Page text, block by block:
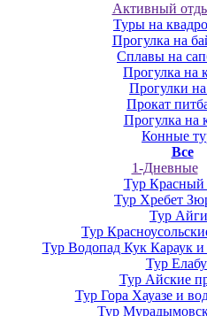
Активный
Туры на
Прогулка на
Сплавы на
Прогулка на
Прогулки на
Прокат
Прогулка на
Конные
Все
1-Дневные
Тур
Тур Хребет
Тур
Тур
Тур Водопад Кук Караук
Тур
Тур Айские
Тур Гора Хауазе и
Тур